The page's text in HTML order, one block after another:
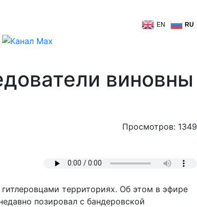
EN RU
виновны
Просмотров: 1349
территориях. Об этом в эфире
позировал с бандеровской